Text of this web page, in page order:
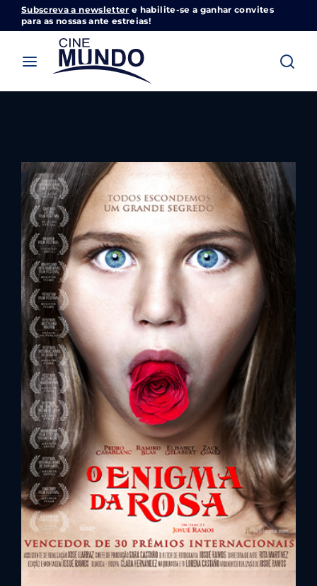
Subscreva a newsletter e habilite-se a ganhar convites
para as nossas ante estreias!
Cinemundo – Onde O Cinema Acontece
Login
Password
SIGN IN
Remember Me
Lost Your Password?
By signing in, you agree toour terms and
conditions
and ourprivacy policy